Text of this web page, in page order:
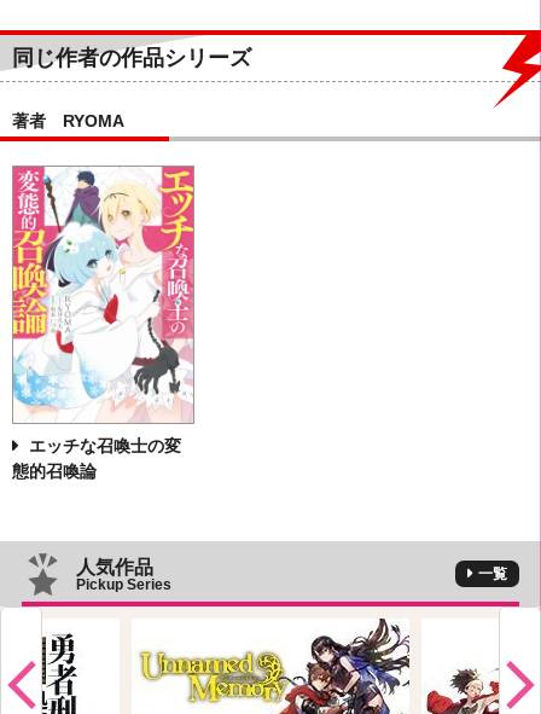
同じ作者の作品シリーズ
著者 RYOMA
エッチな召喚士の変
態的召喚論
人気作品
Pickup Series
一覧